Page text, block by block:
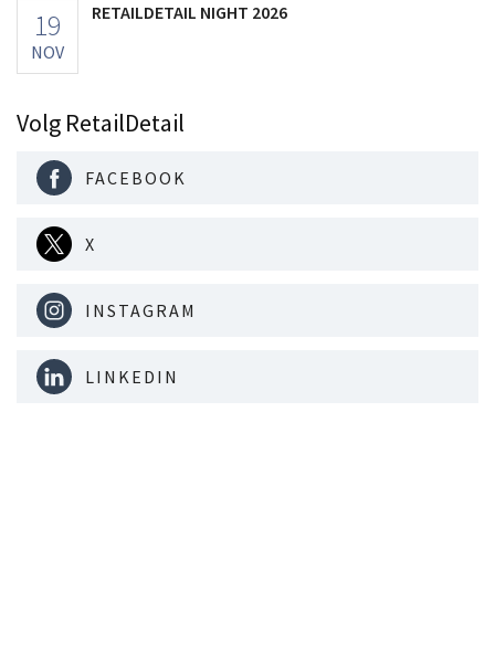
19
NOV
RETAILDETAIL NIGHT 2026
Volg RetailDetail
FACEBOOK
X
INSTAGRAM
LINKEDIN